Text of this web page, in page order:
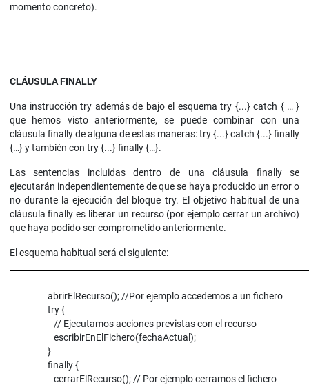
momento concreto).
CLÁUSULA FINALLY
Una instrucción try además de bajo el esquema try {...} catch { … }
que hemos visto anteriormente, se puede combinar con una
cláusula finally de alguna de estas maneras: try {...} catch {...} finally
{…} y también con try {...} finally {…}.
Las sentencias incluidas dentro de una cláusula finally se
ejecutarán independientemente de que se haya producido un error o
no durante la ejecución del bloque try. El objetivo habitual de una
cláusula finally es liberar un recurso (por ejemplo cerrar un archivo)
que haya podido ser comprometido anteriormente.
El esquema habitual será el siguiente:
abrirElRecurso(); //Por ejemplo accedemos a un fichero
try {
// Ejecutamos acciones previstas con el recurso
escribirEnElFichero(fechaActual);
}
finally {
cerrarElRecurso(); // Por ejemplo cerramos el fichero